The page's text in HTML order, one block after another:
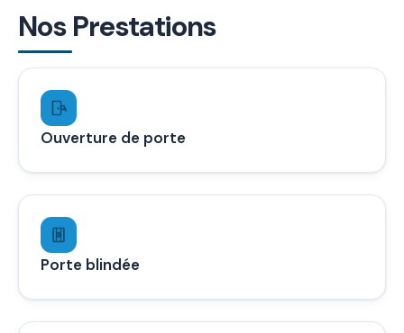
Nos Prestations
Ouverture de porte
Porte blindée